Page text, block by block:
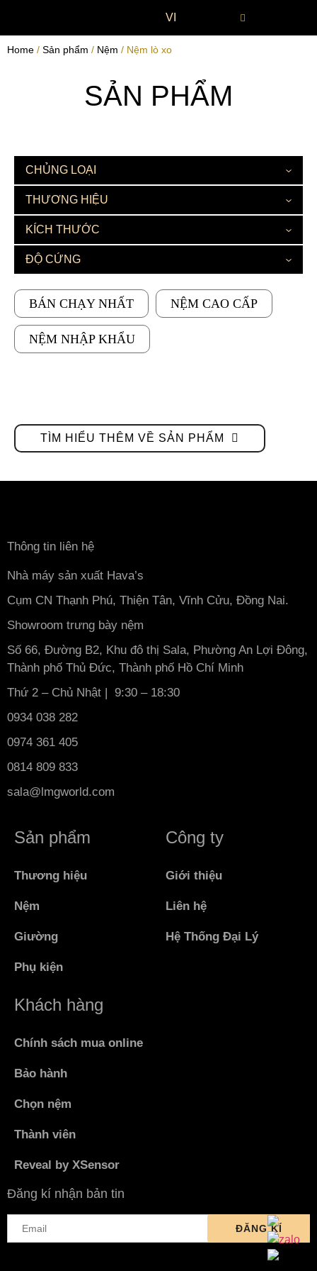
VI
Home / Sản phẩm / Nệm / Nệm lò xo
SẢN PHẨM
CHỦNG LOẠI
THƯƠNG HIỆU
KÍCH THƯỚC
ĐỘ CỨNG
BÁN CHẠY NHẤT NỆM CAO CẤP
NỆM NHẬP KHẨU
TÌM HIỂU THÊM VỀ SẢN PHẨM
Thông tin liên hệ
Nhà máy sản xuất Hava’s
Cụm CN Thạnh Phú, Thiện Tân, Vĩnh Cửu, Đồng Nai.
Showroom trưng bày nệm
Số 66, Đường B2, Khu đô thị Sala, Phường An Lợi Đông,
Thành phố Thủ Đức, Thành phố Hồ Chí Minh
Thứ 2 – Chủ Nhật | 9:30 – 18:30
0934 038 282
0974 361 405
0814 809 833
sala@lmgworld.com
Sản phẩm
Thương hiệu
Nệm
Giường
Phụ kiện
Công ty
Giới thiệu
Liên hệ
Hệ Thống Đại Lý
Khách hàng
Chính sách mua online
Bảo hành
Chọn nệm
Thành viên
Reveal by XSensor
Đăng kí nhận bản tin